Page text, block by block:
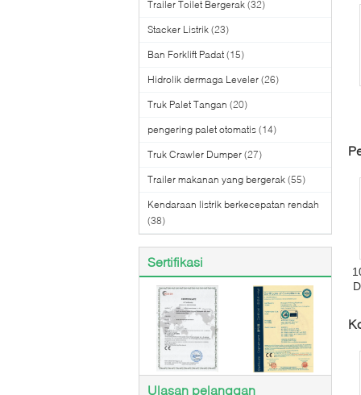
Trailer Toilet Bergerak (32)
Stacker Listrik (23)
Ban Forklift Padat (15)
Hidrolik dermaga Leveler (26)
Truk Palet Tangan (20)
pengering palet otomatis (14)
Truk Crawler Dumper (27)
Trailer makanan yang bergerak (55)
Kendaraan listrik berkecepatan rendah
(38)
Sertifikasi
Ulasan pelanggan